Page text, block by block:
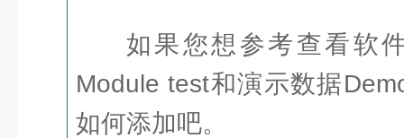
如果您想参考查看软
Module test和演示数据
如何添加吧。